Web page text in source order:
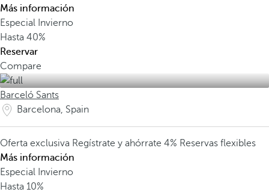
Más información
Especial Invierno
Hasta 40%
Reservar
Compare
Barceló Sants
Barcelona, Spain
Oferta exclusiva Regístrate y ahórrate 4% Reservas flexibles
Más información
Especial Invierno
Hasta 10%